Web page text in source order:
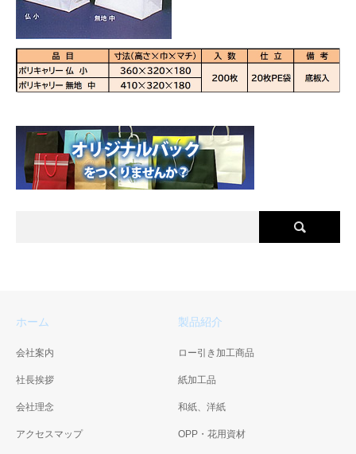
ホーム
会社案内
社長挨拶
会社理念
アクセスマップ
製品紹介
ロー引き加工商品
紙加工品
和紙、洋紙
OPP・花用資材